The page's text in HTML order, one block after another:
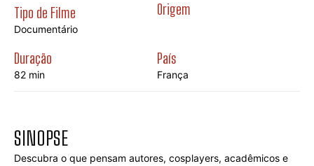
Tipo de Filme
Documentário
Origem
Duração
82 min
País
França
SINOPSE
Descubra o que pensam autores, cosplayers, acadêmicos e